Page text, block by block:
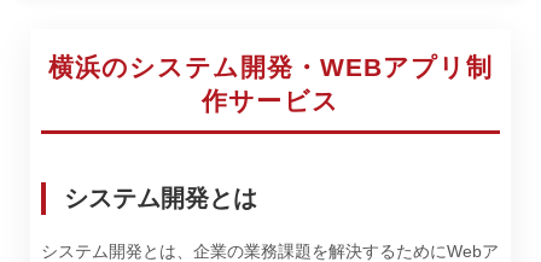
横浜のシステム開発・WEBアプリ制
作サービス
システム開発とは
システム開発とは、企業の業務課題を解決するためにWebア